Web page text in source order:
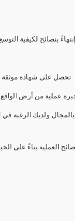
إنتهاءً بنصائح لكيفية
تحصل على شهادة موثقة
من أرض الواقع
ولديك الرغبة
العملية بناءً على